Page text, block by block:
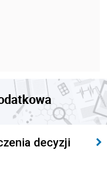
decyzji